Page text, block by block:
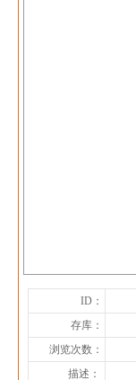
ID：
存库：
浏览次数：
描述：